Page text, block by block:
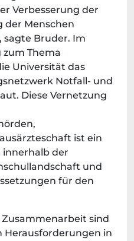
Verbesserung der
der Menschen
sagte Bruder. Im
zum Thema
Universität das
Notfall- und
Diese Vernetzung
ist ein
der
und
für den
sind
Herausforderungen in